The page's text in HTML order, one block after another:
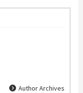
Author Archives